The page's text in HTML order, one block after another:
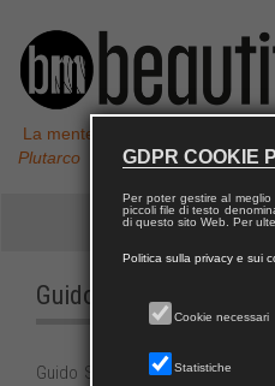
La mente non è un vaso da
Plutarco
Guido SARCHIELLI
Guido Sarchielli, Professore
GDPR COOKIE
Per poter gestire al
piccoli file di testo
di questo sito Web. Per
Politica sulla privacy e sui
Cookie necessari
Statistiche